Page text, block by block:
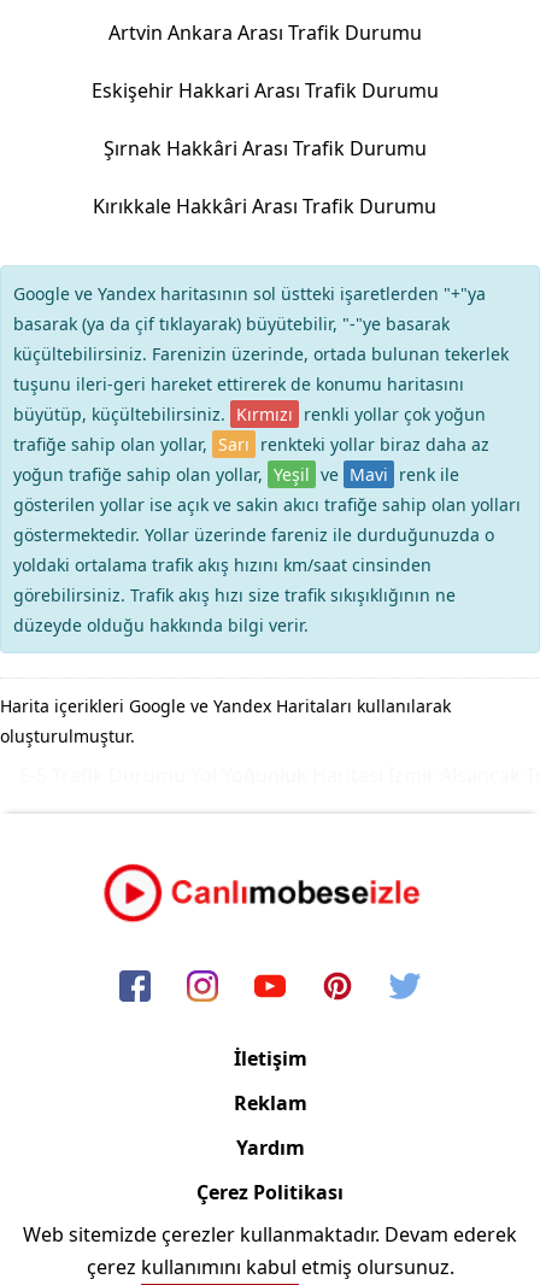
Artvin Ankara Arası Trafik Durumu
Eskişehir Hakkari Arası Trafik Durumu
Şırnak Hakkâri Arası Trafik Durumu
Kırıkkale Hakkâri Arası Trafik Durumu
Google ve Yandex haritasının sol üstteki işaretlerden "+"ya
basarak (ya da çif tıklayarak) büyütebilir, "-"ye basarak
küçültebilirsiniz. Farenizin üzerinde, ortada bulunan tekerlek
tuşunu ileri-geri hareket ettirerek de konumu haritasını
büyütüp, küçültebilirsiniz. Kırmızı renkli yollar çok yoğun
trafiğe sahip olan yollar, Sarı renkteki yollar biraz daha az
yoğun trafiğe sahip olan yollar, Yeşil ve Mavi renk ile
gösterilen yollar ise açık ve sakin akıcı trafiğe sahip olan yolları
göstermektedir. Yollar üzerinde fareniz ile durduğunuzda o
yoldaki ortalama trafik akış hızını km/saat cinsinden
görebilirsiniz. Trafik akış hızı size trafik sıkışıklığının ne
düzeyde olduğu hakkında bilgi verir.
Harita içerikleri Google ve Yandex Haritaları kullanılarak
oluşturulmuştur.
İletişim
Reklam
Yardım
Çerez Politikası
Copyright © 2006/2024 Canlimobeseizle.com
Web sitemizde çerezler kullanmaktadır. Devam ederek
çerez kullanımını kabul etmiş olursunuz.